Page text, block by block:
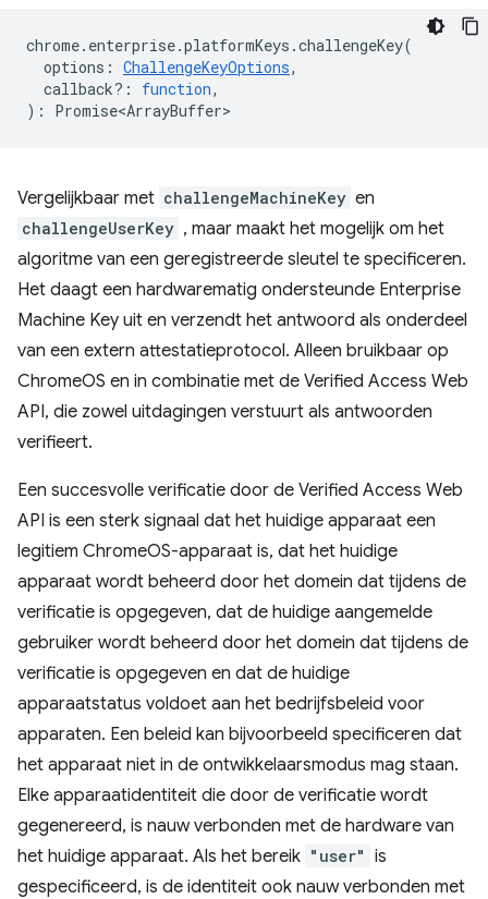
chrome. enterprise.platformKeys .challengeKey(
options : ChallengeKeyOptions,
callback? : function,
) : Promise<ArrayBuffer>
Vergelijkbaar met challengeMachineKey en
challengeUserKey , maar maakt het mogelijk om het
algoritme van een geregistreerde sleutel te specificeren.
Het daagt een hardwarematig ondersteunde Enterprise
Machine Key uit en verzendt het antwoord als onderdeel
van een extern attestatieprotocol. Alleen bruikbaar op
ChromeOS en in combinatie met de Verified Access Web
API, die zowel uitdagingen verstuurt als antwoorden
verifieert.
Een succesvolle verificatie door de Verified Access Web
API is een sterk signaal dat het huidige apparaat een
legitiem ChromeOS-apparaat is, dat het huidige
apparaat wordt beheerd door het domein dat tijdens de
verificatie is opgegeven, dat de huidige aangemelde
gebruiker wordt beheerd door het domein dat tijdens de
verificatie is opgegeven en dat de huidige
apparaatstatus voldoet aan het bedrijfsbeleid voor
apparaten. Een beleid kan bijvoorbeeld specificeren dat
het apparaat niet in de ontwikkelaarsmodus mag staan.
Elke apparaatidentiteit die door de verificatie wordt
gegenereerd, is nauw verbonden met de hardware van
het huidige apparaat. Als het bereik "user" is
gespecificeerd, is de identiteit ook nauw verbonden met